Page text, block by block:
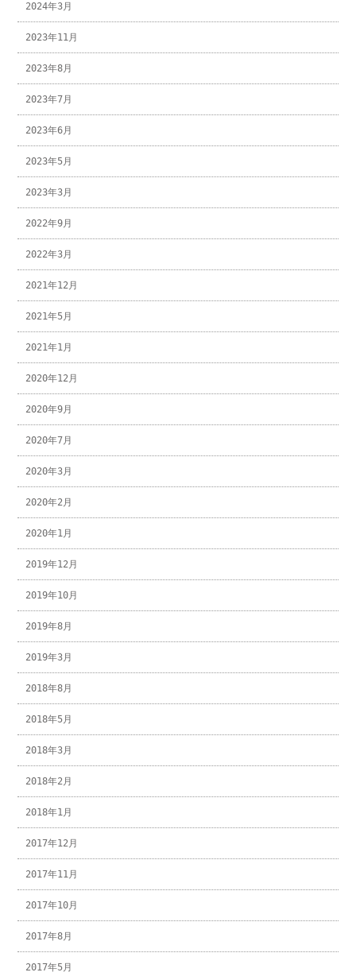
2024年3月
2023年11月
2023年8月
2023年7月
2023年6月
2023年5月
2023年3月
2022年9月
2022年3月
2021年12月
2021年5月
2021年1月
2020年12月
2020年9月
2020年7月
2020年3月
2020年2月
2020年1月
2019年12月
2019年10月
2019年8月
2019年3月
2018年8月
2018年5月
2018年3月
2018年2月
2018年1月
2017年12月
2017年11月
2017年10月
2017年8月
2017年5月